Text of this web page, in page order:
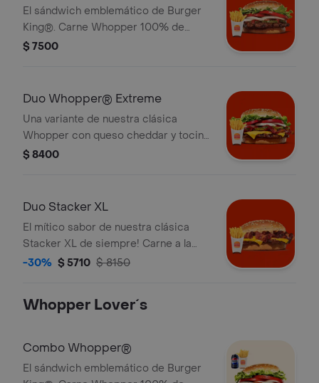
El sándwich emblemático de Burger
King®. Carne Whopper 100% de
vacuno a la parrilla, jugosos tomates,
cebolla. ¡Tu Sándwich incluye papas
fritas grande!
$ 7500
Duo Whopper® Extreme
Una variante de nuestra clásica
Whopper con queso cheddar y tocino
que lleva al placer. ¡Tu Duo incluye
$ 8400
Duo Stacker XL
El mítico sabor de nuestra clásica
Stacker XL de siempre! Carne a la
parrilla, sabroso tocino, queso
-30% $ 5710 $ 8150
Whopper Lover´s
Combo Whopper®
El sándwich emblemático de Burger